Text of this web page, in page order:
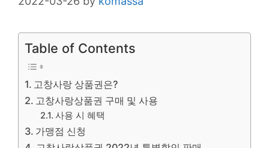
Table of Contents
고창사랑 상품권은?
고창사랑상품권 구매 및 사용
사용 시 혜택
가맹점 신청